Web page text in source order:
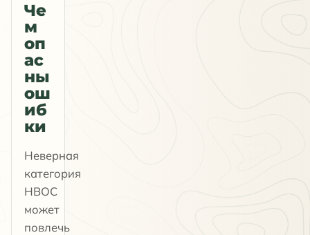
Че
м
оп
ас
ны
ош
иб
ки
Неверная
категория
НВОС
может
повлечь